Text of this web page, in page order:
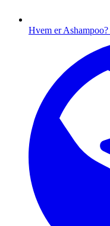
Hvem er Ashampoo?